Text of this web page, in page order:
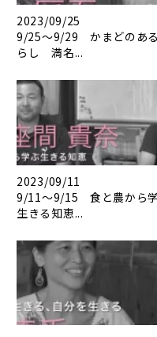
2023/09/25
9/25～9/29 かまどのあ
らし 満名...
2023/09/11
9/11～9/15 食と農から
生きる知恵...